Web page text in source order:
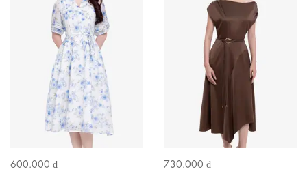
600.000 ₫
730.000 ₫